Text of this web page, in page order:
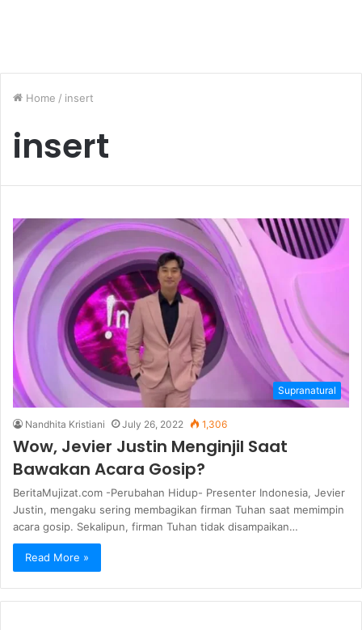
Home / insert
insert
Supranatural
Nandhita Kristiani July 26, 2022 1,306
Wow, Jevier Justin Menginjil Saat
Bawakan Acara Gosip?
BeritaMujizat.com -Perubahan Hidup- Presenter Indonesia, Jevier
Justin, mengaku sering membagikan firman Tuhan saat memimpin
acara gosip. Sekalipun, firman Tuhan tidak disampaikan…
Read More »